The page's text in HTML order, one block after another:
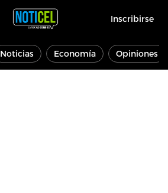
Inscribirse
Noticias Economía Opiniones